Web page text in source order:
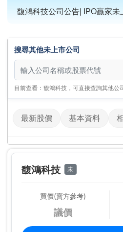
馥鴻科技公司公告| IPO贏家未
搜尋其他未上市公司
搜尋其他未上市公司
目前查看：馥鴻科技，可直接查詢其他公
最新股價 基本資料
馥鴻科技 未
買價(賣方參考)
議價